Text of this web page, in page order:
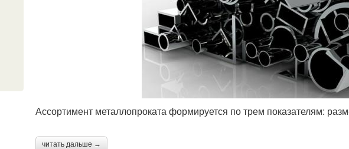
Ассортимент металлопроката формируется по трем показателям:
читать дальше →